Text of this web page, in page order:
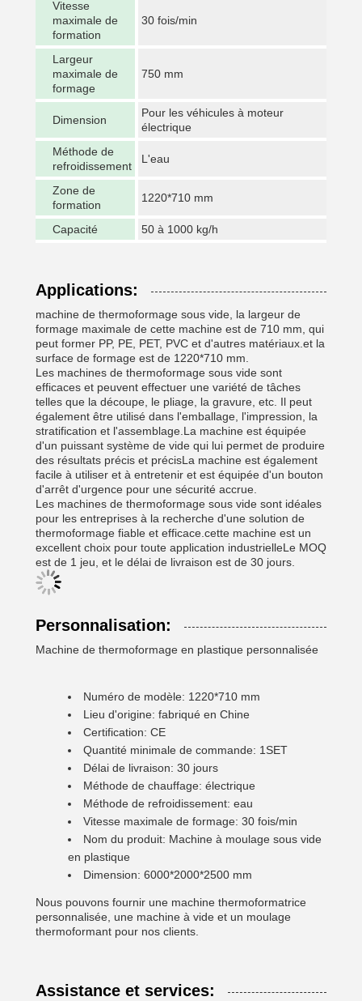
Vitesse
maximale de
formation
30 fois/min
Largeur
maximale de
formage
750 mm
Dimension
Pour les véhicules à moteur
électrique
Méthode de
refroidissement
L'eau
Zone de
formation
1220*710 mm
Capacité 50 à 1000 kg/h
Applications:
machine de thermoformage sous vide, la largeur de
formage maximale de cette machine est de 710 mm, qui
peut former PP, PE, PET, PVC et d'autres matériaux.et la
surface de formage est de 1220*710 mm.
Les machines de thermoformage sous vide sont
efficaces et peuvent effectuer une variété de tâches
telles que la découpe, le pliage, la gravure, etc. Il peut
également être utilisé dans l'emballage, l'impression, la
stratification et l'assemblage.La machine est équipée
d'un puissant système de vide qui lui permet de produire
des résultats précis et précisLa machine est également
facile à utiliser et à entretenir et est équipée d'un bouton
d'arrêt d'urgence pour une sécurité accrue.
Les machines de thermoformage sous vide sont idéales
pour les entreprises à la recherche d'une solution de
thermoformage fiable et efficace.cette machine est un
excellent choix pour toute application industrielleLe MOQ
est de 1 jeu, et le délai de livraison est de 30 jours.
Personnalisation:
Machine de thermoformage en plastique personnalisée
Numéro de modèle: 1220*710 mm
Lieu d'origine: fabriqué en Chine
Certification: CE
Quantité minimale de commande: 1SET
Délai de livraison: 30 jours
Méthode de chauffage: électrique
Méthode de refroidissement: eau
Vitesse maximale de formage: 30 fois/min
Nom du produit: Machine à moulage sous vide
en plastique
Dimension: 6000*2000*2500 mm
Nous pouvons fournir une machine thermoformatrice
personnalisée, une machine à vide et un moulage
thermoformant pour nos clients.
Assistance et services: